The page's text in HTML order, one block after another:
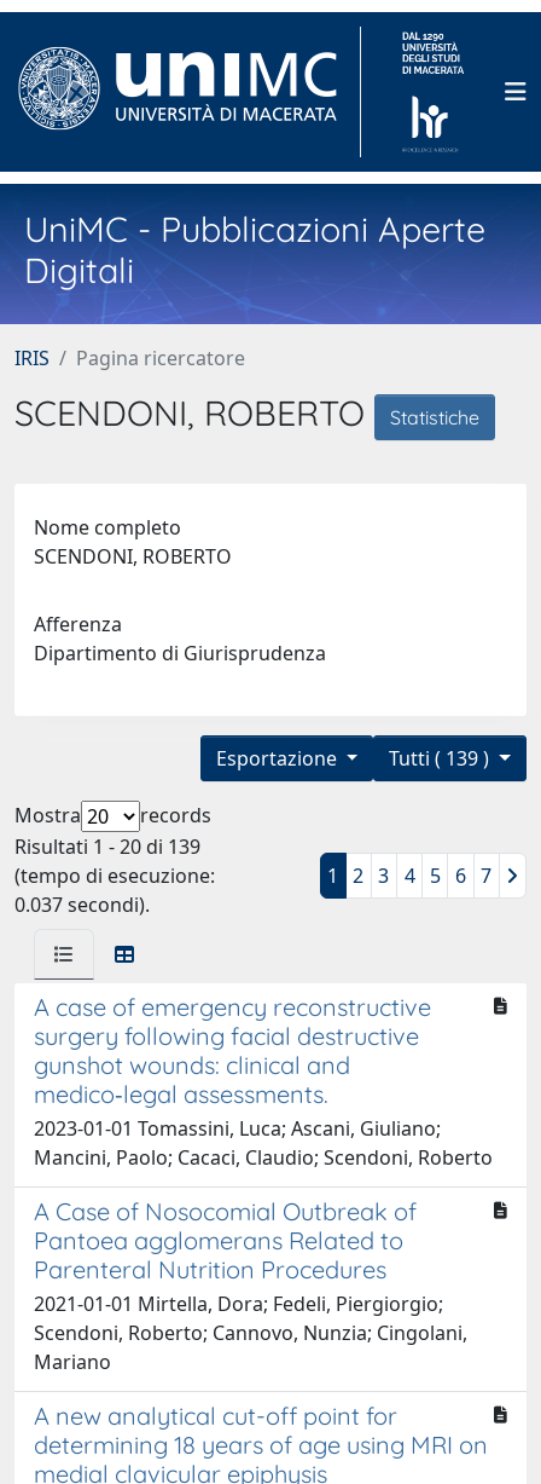
UniMC - Pubblicazioni Aperte
Digitali
IRIS Pagina ricercatore
SCENDONI, ROBERTO Statistiche
Nome completo
SCENDONI, ROBERTO
Afferenza
Dipartimento di Giurisprudenza
Tutti ( 139 )
Esportazione
Mostra
records
Risultati 1 - 20 di 139
(tempo di esecuzione:
0.037 secondi).
1 2 3 4 5 6 7
A case of emergency reconstructive
surgery following facial destructive
gunshot wounds: clinical and
medico‑legal assessments.
2023-01-01 Tomassini, Luca; Ascani, Giuliano;
Mancini, Paolo; Cacaci, Claudio; Scendoni, Roberto
A Case of Nosocomial Outbreak of
Pantoea agglomerans Related to
Parenteral Nutrition Procedures
2021-01-01 Mirtella, Dora; Fedeli, Piergiorgio;
Scendoni, Roberto; Cannovo, Nunzia; Cingolani,
Mariano
A new analytical cut-off point for
determining 18 years of age using MRI on
medial clavicular epiphysis